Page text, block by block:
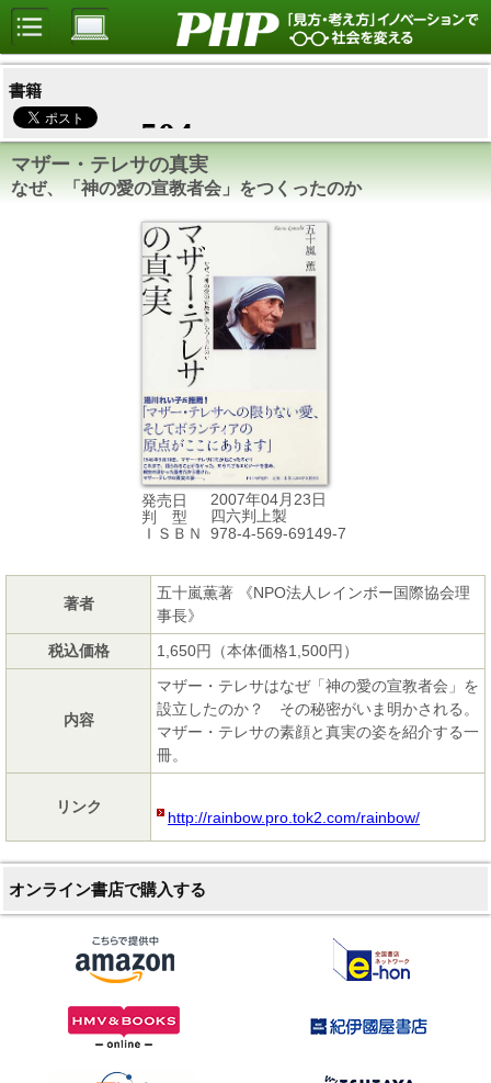
書籍
マザー・テレサの真実
なぜ、「神の愛の宣教者会」をつくったのか
発売日
2007年04月23日
判 型
四六判上製
ＩＳＢＮ
978-4-569-69149-7
著者
五十嵐薫著 《NPO法人レインボー国際協会理
事長》
税込価格
1,650円（本体価格1,500円）
内容
マザー・テレサはなぜ「神の愛の宣教者会」を
設立したのか？ その秘密がいま明かされる。
マザー・テレサの素顔と真実の姿を紹介する一
冊。
リンク
http://rainbow.pro.tok2.com/rainbow/
オンライン書店で購入する